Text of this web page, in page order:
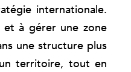
internationale.
et à gérer une zone
une structure plus
territoire, tout en